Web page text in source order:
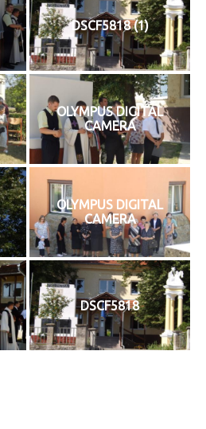
DSCF5818 (1)
OLYMPUS DIGITAL
CAMERA
OLYMPUS DIGITAL
CAMERA
DSCF5818